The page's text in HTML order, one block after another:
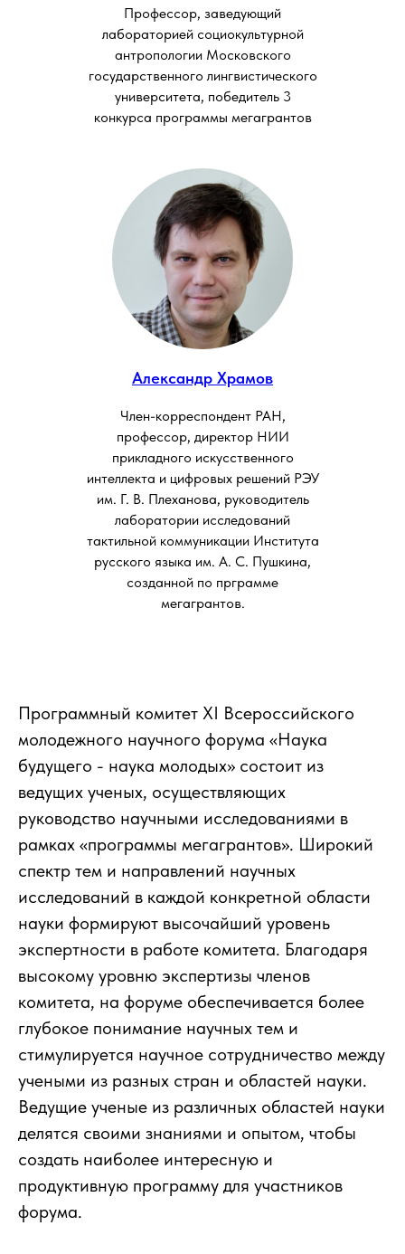
Профессор, заведующий
лабораторией социокультурной
антропологии Московского
государственного лингвистического
университета, победитель 3
конкурса программы мегагрантов
Александр Храмов
Член-корреспондент РАН,
профессор, директор НИИ
прикладного искусственного
интеллекта и цифровых решений РЭУ
им. Г. В. Плеханова, руководитель
лаборатории исследований
тактильной коммуникации Института
русского языка им. А. С. Пушкина,
созданной по прграмме
мегагрантов.
Программный комитет XI Всероссийского
молодежного научного форума «Наука
будущего - наука молодых» состоит из
ведущих ученых, осуществляющих
руководство научными исследованиями в
рамках «программы мегагрантов». Широкий
спектр тем и направлений научных
исследований в каждой конкретной области
науки формируют высочайший уровень
экспертности в работе комитета. Благодаря
высокому уровню экспертизы членов
комитета, на форуме обеспечивается более
глубокое понимание научных тем и
стимулируется научное сотрудничество между
учеными из разных стран и областей науки.
Ведущие ученые из различных областей науки
делятся своими знаниями и опытом, чтобы
создать наиболее интересную и
продуктивную программу для участников
форума.